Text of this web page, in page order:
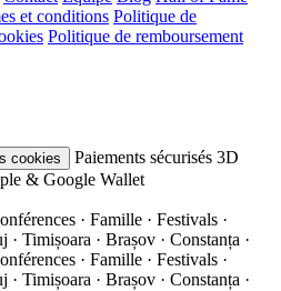
et conditions Politique de
Politique de remboursement
cookies Paiements sécurisés 3D
& Google Wallet
· Famille · Festivals ·
Timișoara · Brașov · Constanța ·
· Famille · Festivals ·
Timișoara · Brașov · Constanța ·